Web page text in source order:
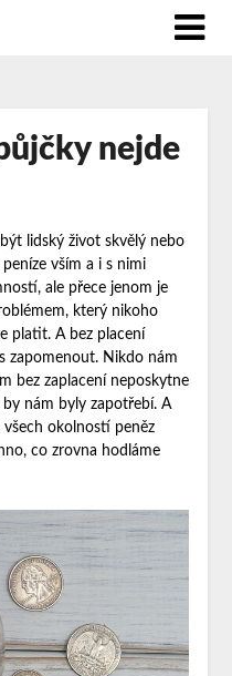
nejde
lidský život skvělý nebo
vším a i s nimi
ale přece jenom je
který nikoho
platit. A bez placení
zapomenout. Nikdo nám
bez zaplacení neposkytne
nám byly zapotřebí. A
všech okolností peněz
co zrovna hodláme